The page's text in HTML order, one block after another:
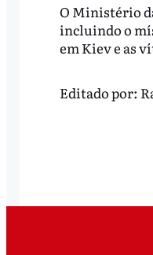
O Ministério
incluindo o
em Kiev e as
Editado por: